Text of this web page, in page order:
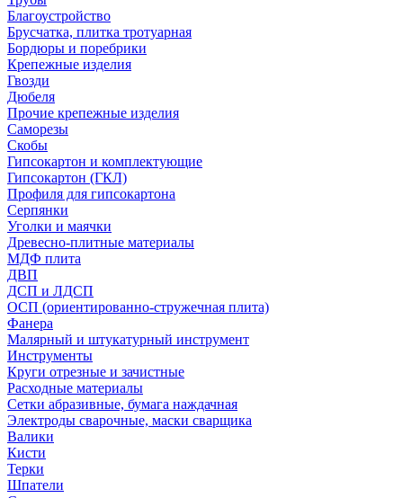
Благоустройство
Брусчатка, плитка тротуарная
Бордюры и поребрики
Крепежные изделия
Гвозди
Дюбеля
Прочие крепежные изделия
Саморезы
Скобы
Гипсокартон и комплектующие
Гипсокартон (ГКЛ)
Профиля для гипсокартона
Серпянки
Уголки и маячки
Древесно-плитные материалы
МДФ плита
ДВП
ДСП и ЛДСП
ОСП (ориентированно-стружечная плита)
Фанера
Малярный и штукатурный инструмент
Инструменты
Круги отрезные и зачистные
Расходные материалы
Сетки абразивные, бумага наждачная
Электроды сварочные, маски сварщика
Валики
Кисти
Терки
Шпатели